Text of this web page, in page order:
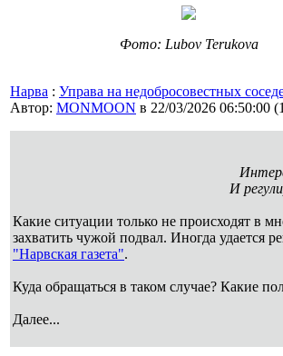
Фото: Lubov Terukova
Нарва : Управа на недобросовестных
Автор: MONMOON в 22/03/2026 06:50:00 (
И
Какие ситуации только не происходят в
захватить чужой подвал. Иногда удается
"Нарвская газета".
Куда обращаться в таком случае? Какие
Далее...